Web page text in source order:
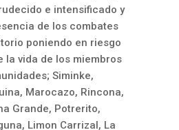
e intensificado y
de los combates
poniendo en riesgo
la vida de los miembros
Siminke,
Marocazo, Rincona,
Grande, Potrerito,
Limon Carrizal, La